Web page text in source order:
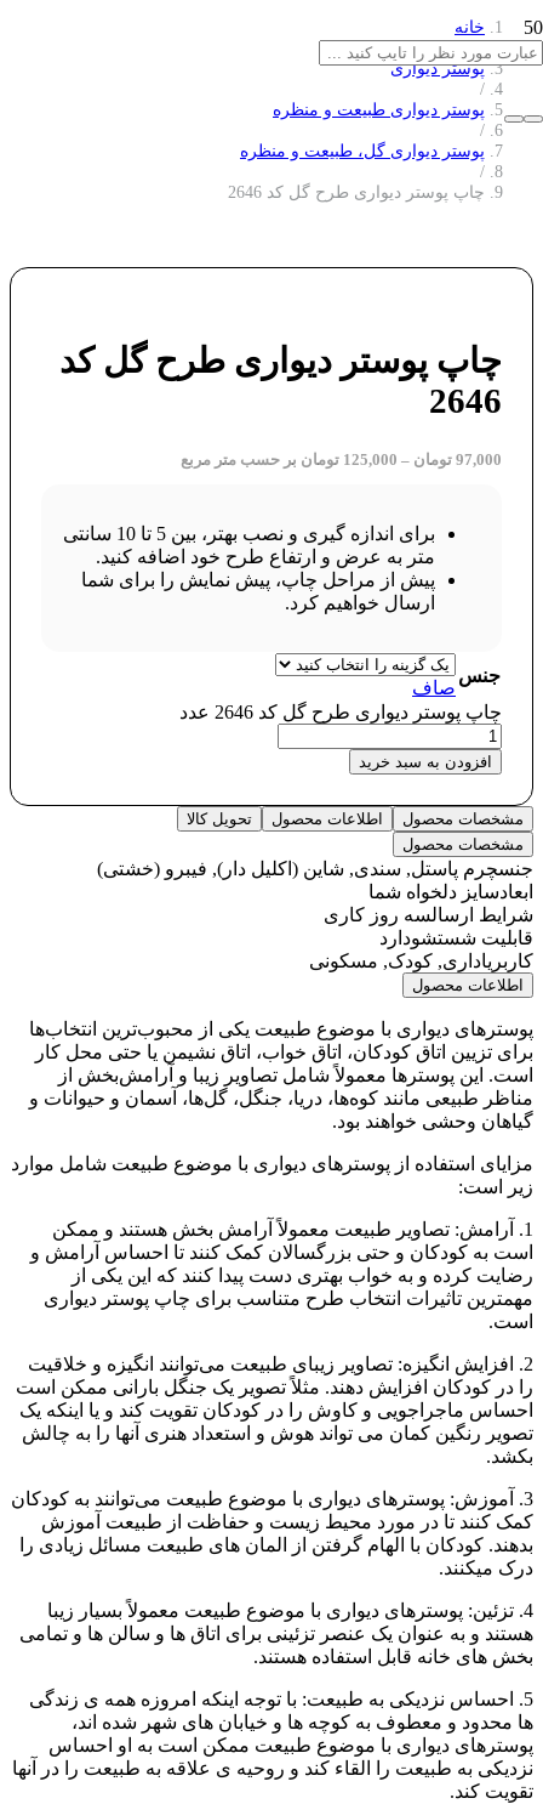
خانه
/
پوستر دیواری
/
پوستر دیواری طبیعت و منظره
/
پوستر دیواری گل، طبیعت و منظره
/
چاپ پوستر دیواری طرح گل کد 2646
چاپ پوستر دیواری طرح گل کد
2646
97,000 تومان –
125,000 تومان بر حسب متر مربع
برای اندازه گیری و نصب بهتر، بین 5 تا 10 سانتی
متر به عرض و ارتفاع طرح خود اضافه کنید.
پیش از مراحل چاپ، پیش نمایش را برای شما
ارسال خواهیم کرد.
جنس
صاف
چاپ پوستر دیواری طرح گل کد 2646 عدد
افزودن به سبد خرید
مشخصات محصول اطلاعات محصول
تحویل کالا
مشخصات محصول
جنسچرم پاستل, سندی, شاین (اکلیل دار), فیبرو (خشتی)
ابعادسایز دلخواه شما
شرایط ارسالسه روز کاری
قابلیت شستشودارد
کاربریاداری, کودک, مسکونی
اطلاعات محصول
پوسترهای دیواری با موضوع طبیعت یکی از محبوب‌ترین انتخاب‌ها
برای تزیین اتاق کودکان، اتاق خواب، اتاق نشیمن یا حتی محل کار
است. این پوسترها معمولاً شامل تصاویر زیبا و آرامش‌بخش از
مناظر طبیعی مانند کوه‌ها، دریا، جنگل، گل‌ها، آسمان و حیوانات و
گیاهان وحشی خواهند بود.
مزایای استفاده از پوسترهای دیواری با موضوع طبیعت شامل موارد
زیر است:
1. آرامش: تصاویر طبیعت معمولاً آرامش بخش هستند و ممکن
است به کودکان و حتی بزرگسالان کمک کنند تا احساس آرامش و
رضایت کرده و به خواب بهتری دست پیدا کنند که این یکی از
مهمترین تاثیرات انتخاب طرح متناسب برای چاپ پوستر دیواری
است.
2. افزایش انگیزه: تصاویر زیبای طبیعت می‌توانند انگیزه و خلاقیت
را در کودکان افزایش دهند. مثلاً تصویر یک جنگل بارانی ممکن است
احساس ماجراجویی و کاوش را در کودکان تقویت کند و یا اینکه یک
تصویر رنگین کمان می تواند هوش و استعداد هنری آنها را به چالش
بکشد.
3. آموزش: پوسترهای دیواری با موضوع طبیعت می‌توانند به کودکان
کمک کنند تا در مورد محیط زیست و حفاظت از طبیعت آموزش
بدهند. کودکان با الهام گرفتن از المان های طبیعت مسائل زیادی را
درک میکنند.
4. تزئین: پوسترهای دیواری با موضوع طبیعت معمولاً بسیار زیبا
هستند و به عنوان یک عنصر تزئینی برای اتاق ها و سالن ها و تمامی
بخش های خانه قابل استفاده هستند.
5. احساس نزدیکی به طبیعت: با توجه اینکه امروزه همه ی زندگی
ها محدود و معطوف به کوچه ها و خیابان های شهر شده اند،
پوسترهای دیواری با موضوع طبیعت ممکن است به او احساس
نزدیکی به طبیعت را القاء کند و روحیه ی علاقه به طبیعت را در آنها
تقویت کند.